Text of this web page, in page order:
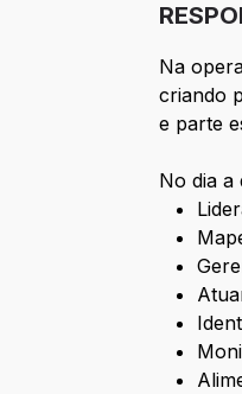
Na
criando
e parte
No dia a